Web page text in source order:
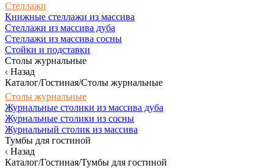
Стеллажи
Книжные стеллажи из массива
Стеллажи из массива дуба
Стеллажи из массива сосны
Стойки и подставки
Столы журнальные
Назад
Каталог/Гостиная/Столы журнальные
Столы журнальные
Журнальные столики из массива дуба
Журнальные столики из сосны
Журнальный столик из массива
Тумбы для гостиной
Назад
Каталог/Гостиная/Тумбы для гостиной